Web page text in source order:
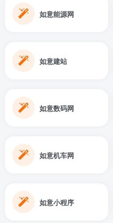
如意能源网
如意建站
如意数码网
如意机车网
如意小程序